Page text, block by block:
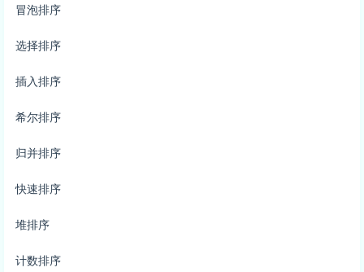
冒泡排序
选择排序
插入排序
希尔排序
归并排序
快速排序
堆排序
计数排序